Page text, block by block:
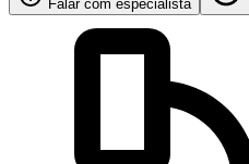
Falar com especialista